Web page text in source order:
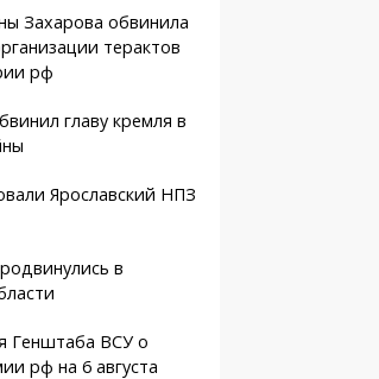
Захарова обвинила
терактов
рф
главу кремля в
Ярославский НПЗ
в
Генштаба ВСУ о
рф на 6 августа